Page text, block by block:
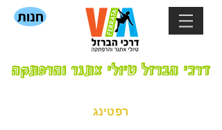
חנות
דרכי הברזל טיולי אתגר והרפתקה
רפטינג